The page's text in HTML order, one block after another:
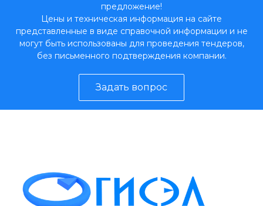
предложение!
Цены и техническая информация на сайте
представленные в виде справочной информации и не
могут быть использованы для проведения тендеров,
без письменного подтверждения компании.
Задать вопрос